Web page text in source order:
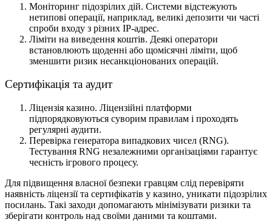
Моніторинг підозрілих дій. Системи відстежують
нетипові операції, наприклад, великі депозити чи часті
спроби входу з різних IP-адрес.
Ліміти на виведення коштів. Деякі оператори
встановлюють щоденні або щомісячні ліміти, щоб
зменшити ризик несанкціонованих операцій.
Сертифікація та аудит
Ліцензія казино. Ліцензійні платформи
підпорядковуються суворим правилам і проходять
регулярні аудити.
Перевірка генератора випадкових чисел (RNG).
Тестування RNG незалежними організаціями гарантує
чесність ігрового процесу.
Для підвищення власної безпеки гравцям слід перевіряти
наявність ліцензії та сертифікатів у казино, уникати підозрілих
посилань. Такі заходи допомагають мінімізувати ризики та
зберігати контроль над своїми даними та коштами.